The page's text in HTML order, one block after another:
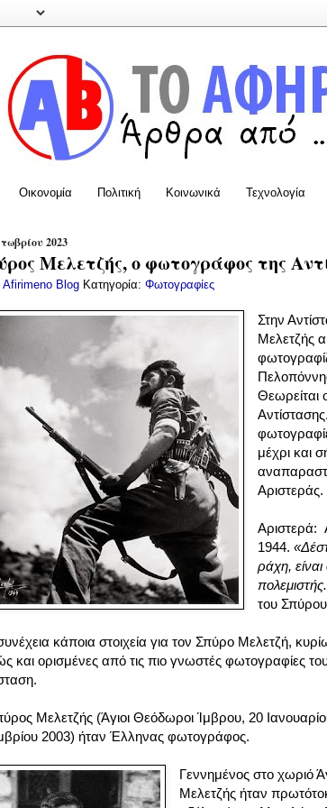
Οικονομία Πολιτική Κοινωνικά Τεχνολογία
2023
Μελετζής, ο φωτογράφος της
Afirimeno Blog Κατηγορία: Φωτογραφίες
Στην
Μελετζής
Θεωρείται
μέχρι και
Αριστεράς.
Αριστερά:
1944.«
ράχη, είναι
του
κάποια στοιχεία για τον Σπύρο Μελετζή,
και ορισμένες από τις πιο γνωστές φωτογραφίες
Μελετζής (Άγιοι Θεόδωροι Ίμβρου, 20
2003) ήταν Έλληνας φωτογράφος.
Γεννημένος στο χωριό
Μελετζής ήταν